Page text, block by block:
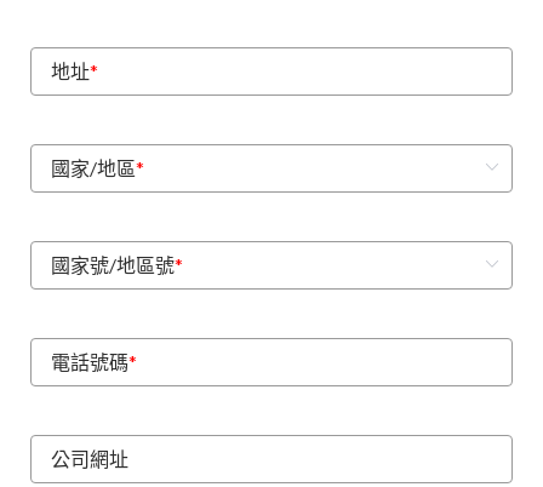
地址*
國家/地區*
國家號/地區號*
電話號碼*
公司網址